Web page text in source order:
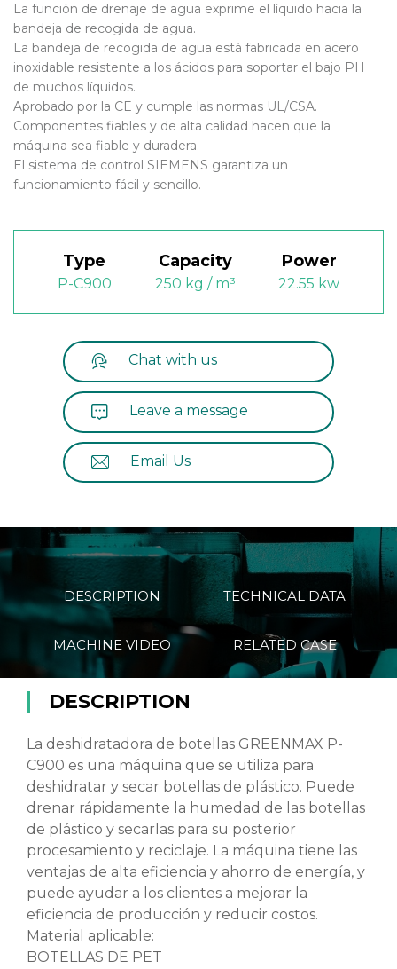
La función de drenaje de agua exprime el líquido hacia la
bandeja de recogida de agua.
La bandeja de recogida de agua está fabricada en acero
inoxidable resistente a los ácidos para soportar el bajo PH
de muchos líquidos.
Aprobado por la CE y cumple las normas UL/CSA.
Componentes fiables y de alta calidad hacen que la
máquina sea fiable y duradera.
El sistema de control SIEMENS garantiza un
funcionamiento fácil y sencillo.
Type
P-C900
Capacity
250 kg / m³
Power
22.55 kw
Chat with us
Leave a message
Email Us
DESCRIPTION TECHNICAL DATA
MACHINE VIDEO RELATED CASE
DESCRIPTION
La deshidratadora de botellas GREENMAX P-
C900 es una máquina que se utiliza para
deshidratar y secar botellas de plástico. Puede
drenar rápidamente la humedad de las botellas
de plástico y secarlas para su posterior
procesamiento y reciclaje. La máquina tiene las
ventajas de alta eficiencia y ahorro de energía, y
puede ayudar a los clientes a mejorar la
eficiencia de producción y reducir costos.
Material aplicable:
BOTELLAS DE PET